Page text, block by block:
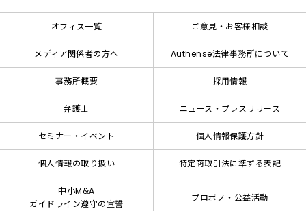
オフィス一覧 ご意見・お客様相談
メディア関係者の方へ Authense法律事務所について
事務所概要 採用情報
弁護士 ニュース・プレスリリース
セミナー・イベント 個人情報保護方針
個人情報の取り扱い 特定商取引法に準ずる表記
中小M&A
ガイドライン遵守の宣誓
プロボノ・公益活動